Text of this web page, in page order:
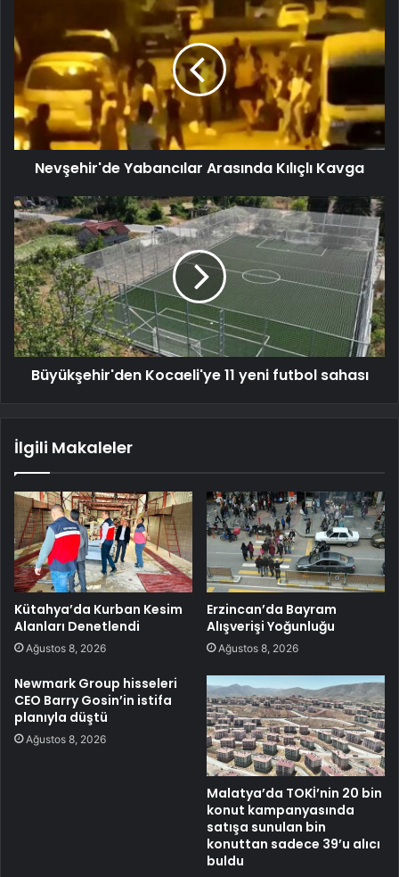
Nevşehir'de Yabancılar Arasında Kılıçlı Kavga
Büyükşehir'den Kocaeli'ye 11 yeni futbol sahası
İlgili Makaleler
Kütahya’da Kurban Kesim
Alanları Denetlendi
Ağustos 8, 2026
Erzincan’da Bayram
Alışverişi Yoğunluğu
Ağustos 8, 2026
Newmark Group hisseleri
CEO Barry Gosin’in istifa
planıyla düştü
Ağustos 8, 2026
Malatya’da TOKİ’nin 20 bin
konut kampanyasında
satışa sunulan bin
konuttan sadece 39’u alıcı
buldu